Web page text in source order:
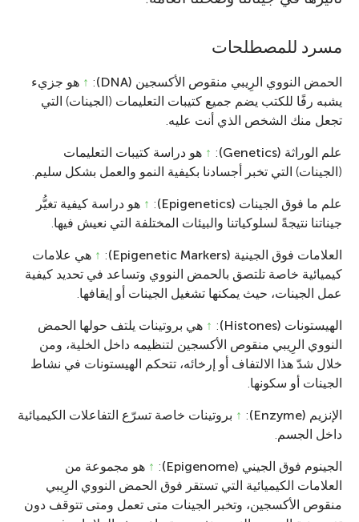
مسرد للمصطلحات
الحمض النووي الرِيبي منقوص الأكسجين (DNA) :
↑ هو جزيء
يشبه رفًا للكتب يضم جميع كتيبات التعليمات (الجينات) التي
تجعل منك الشخص الذي أنت عليه.
علم الوراثة (Genetics) :
↑ هو دراسة كتيبات التعليمات
(الجينات) التي تخبر أجسادنا بكيفية النمو والعمل بشكل سليم.
علم ما فوق الجينات (Epigenetics) :
↑ هو دراسة كيفية تغيُّر
جيناتنا نتيجةً لسلوكياتنا والبيئات المختلفة التي نعيش فيها.
العلامات فوق الجينية (Epigenetic Markers) :
↑ هي علامات
كيميائية خاصة تلتصق بالحمض النووي وتساعد في تحديد كيفية
عمل الجينات، حيث يمكنها تشغيل الجينات أو إيقافها.
الهيستونات (Histones) :
↑ هي بروتينات يلتف حولها الحمض
النووي الرِيبي منقوص الأكسجين لتنظيمه داخل الخلية، ومن
خلال شدّ هذا الالتفاف أو إرخائه، تتحكم الهيستونات في نشاط
الجينات أو سكونها.
الإنزيم (Enzyme) :
↑ بروتينات خاصة تسرّع التفاعلات الكيميائية
داخل الجسم.
الجينوم فوق الجيني (Epigenome) :
↑ هو مجموعة من
العلامات الكيميائية التي تستقر فوق الحمض النووي الرِيبي
منقوص الأكسجين، وتخبر الجينات متى تعمل ومتى تتوقف دون